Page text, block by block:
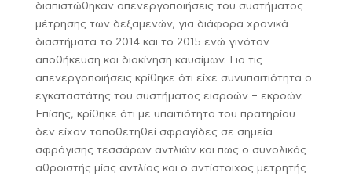
διαπιστώθηκαν απενεργοποιήσεις του συστήματος
μέτρησης των δεξαμενών, για διάφορα χρονικά
διαστήματα το 2014 και το 2015 ενώ γινόταν
αποθήκευση και διακίνηση καυσίμων. Για τις
απενεργοποιήσεις κρίθηκε ότι είχε συνυπαιτιότητα ο
εγκαταστάτης του συστήματος εισροών – εκροών.
Επίσης, κρίθηκε ότι με υπαιτιότητα του πρατηρίου
δεν είχαν τοποθετηθεί σφραγίδες σε σημεία
σφράγισης τεσσάρων αντλιών και πως ο συνολικός
αθροιστής μίας αντλίας και ο αντίστοιχος μετρητής